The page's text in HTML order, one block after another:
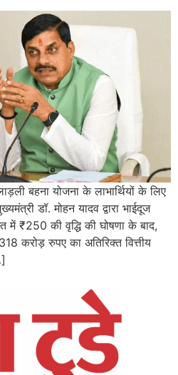
बहना योजना के लाभार्थियों के लिए
डॉ. मोहन यादव द्वारा भाईदूज
₹250 की वृद्धि की घोषणा के बाद,
करोड़ रुपए का अतिरिक्त वित्तीय